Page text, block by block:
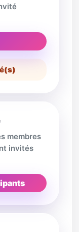
membres
invités